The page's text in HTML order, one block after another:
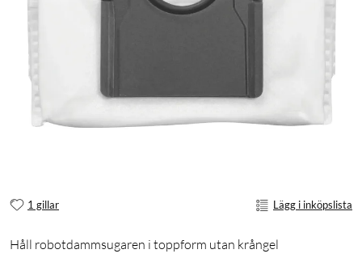
1 gillar Lägg i inköpslista
Håll robotdammsugaren i toppform utan krångel